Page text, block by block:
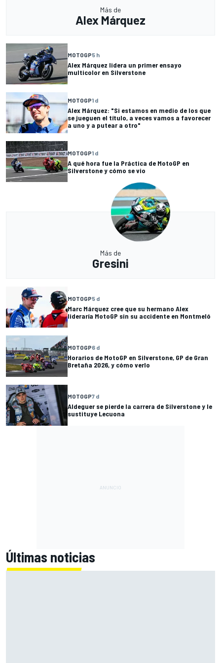
Más de
Alex Márquez
MOTOGP5 h
Alex Márquez lidera un primer ensayo
multicolor en Silverstone
MOTOGP1 d
Alex Márquez: "Si estamos en medio de los que
se jueguen el título, a veces vamos a favorecer
a uno y a putear a otro"
MOTOGP1 d
A qué hora fue la Práctica de MotoGP en
Silverstone y cómo se vio
Más de
Gresini
MOTOGP5 d
Marc Márquez cree que su hermano Alex
lideraría MotoGP sin su accidente en Montmeló
MOTOGP6 d
Horarios de MotoGP en Silverstone, GP de Gran
Bretaña 2026, y cómo verlo
MOTOGP7 d
Aldeguer se pierde la carrera de Silverstone y le
sustituye Lecuona
Últimas noticias